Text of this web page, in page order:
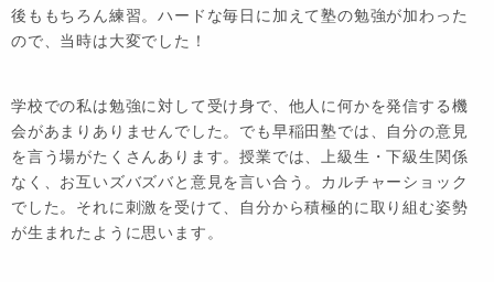
後ももちろん練習。ハードな毎日に加えて塾の勉強が加わった
ので、当時は大変でした！
学校での私は勉強に対して受け身で、他人に何かを発信する機
会があまりありませんでした。でも早稲田塾では、自分の意見
を言う場がたくさんあります。授業では、上級生・下級生関係
なく、お互いズバズバと意見を言い合う。カルチャーショック
でした。それに刺激を受けて、自分から積極的に取り組む姿勢
が生まれたように思います。